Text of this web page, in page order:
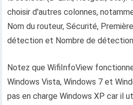
choisir d'autres colonnes,
Nom du routeur, Sécurité,
détection et Nombre de
Notez que WifiInfoView
Windows Vista, Windows 7 et
pas en charge Windows XP car il